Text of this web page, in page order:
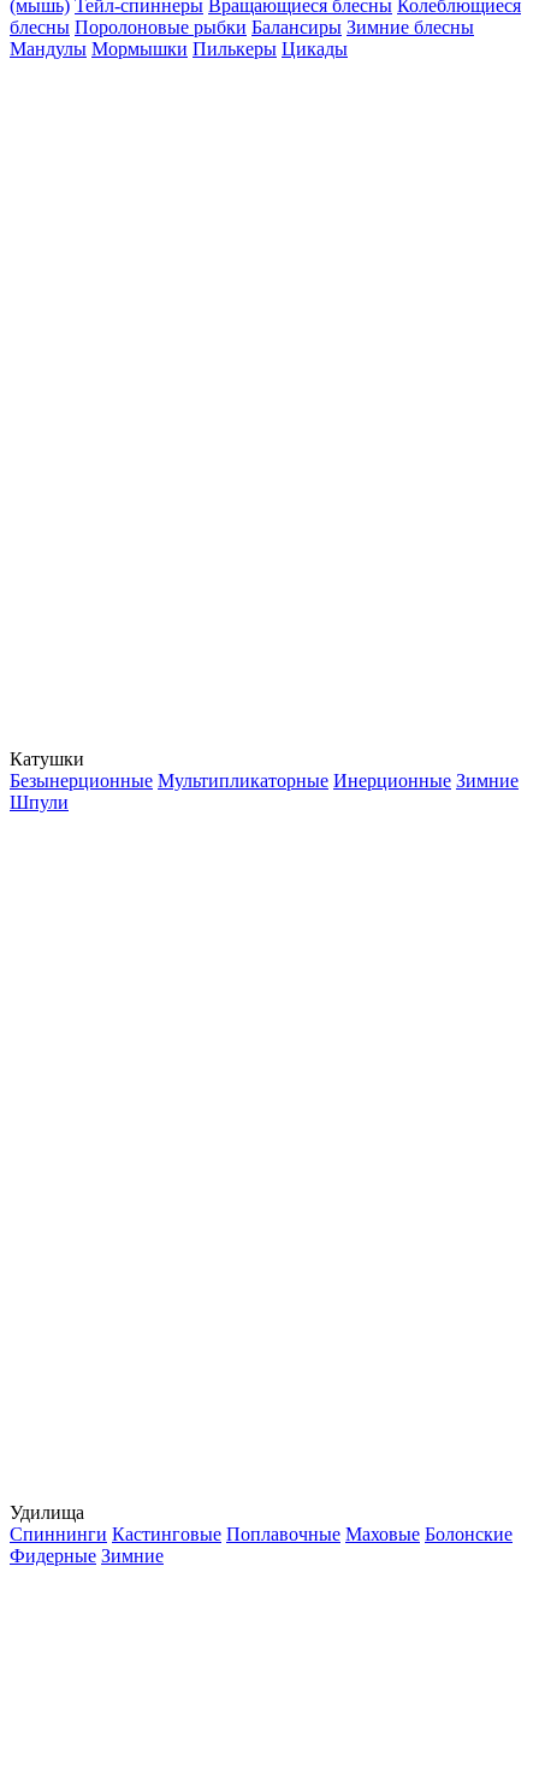
(мышь) Тейл-спиннеры Вращающиеся блесны Колеблющиеся
блесны Поролоновые рыбки Балансиры Зимние блесны
Мандулы Мормышки Пилькеры Цикады
Катушки
Безынерционные Мультипликаторные Инерционные Зимние
Шпули
Удилища
Спиннинги Кастинговые Поплавочные Маховые Болонские
Фидерные Зимние